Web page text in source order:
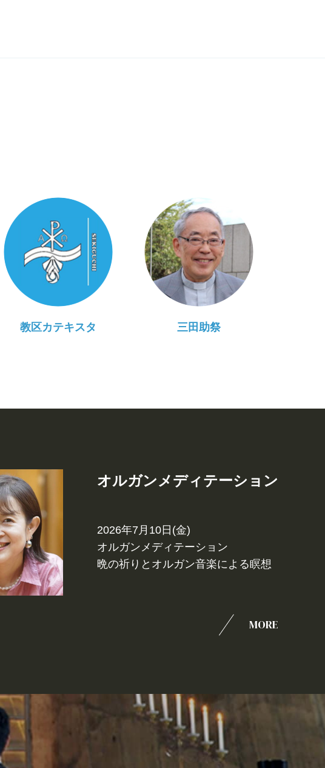
教区カテキスタ 三田助祭
オルガンメディテーション
2026年7月10日(金)
オルガンメディテーション
晩の祈りとオルガン音楽による瞑想
MORE